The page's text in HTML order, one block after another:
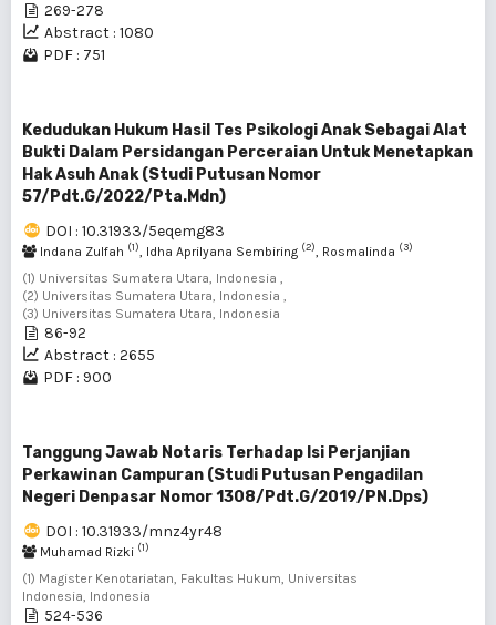
269-278
Abstract : 1080
PDF : 751
Kedudukan Hukum Hasil Tes Psikologi Anak Sebagai Alat
Bukti Dalam Persidangan Perceraian Untuk Menetapkan
Hak Asuh Anak (Studi Putusan Nomor
57/Pdt.G/2022/Pta.Mdn)
DOI : 10.31933/5eqemg83
Indana Zulfah (1) , Idha Aprilyana Sembiring (2) , Rosmalinda (3)
(1) Universitas Sumatera Utara, Indonesia ,
(2) Universitas Sumatera Utara, Indonesia ,
(3) Universitas Sumatera Utara, Indonesia
86-92
Abstract : 2655
PDF : 900
Tanggung Jawab Notaris Terhadap Isi Perjanjian
Perkawinan Campuran (Studi Putusan Pengadilan
Negeri Denpasar Nomor 1308/Pdt.G/2019/PN.Dps)
DOI : 10.31933/mnz4yr48
Muhamad Rizki (1)
(1) Magister Kenotariatan, Fakultas Hukum, Universitas
Indonesia, Indonesia
524-536